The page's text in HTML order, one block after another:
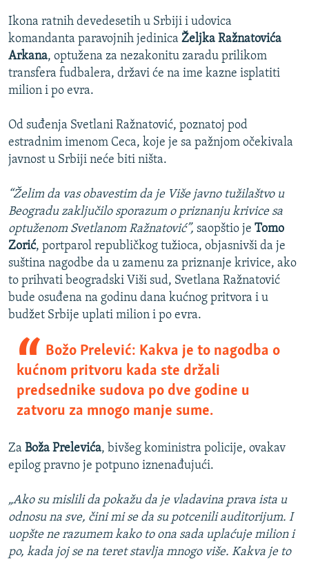
NASTANAK I RASPAD JUGOSLAVIJE
Ikona ratnih devedesetih u Srbiji i udovica
komandanta paravojnih jedinica Željka Ražnatovića
Arkana, optužena za nezakonitu zaradu prilikom
transfera fudbalera, državi će na ime kazne isplatiti
milion i po evra.
Od suđenja Svetlani Ražnatović, poznatoj pod
estradnim imenom Ceca, koje je sa pažnjom očekivala
javnost u Srbiji neće biti ništa.
“Želim da vas obavestim da je Više javno tužilaštvo u
Beogradu zaključilo sporazum o priznanju krivice sa
optuženom Svetlanom Ražnatović”, saopštio je Tomo
Zorić, portparol republičkog tužioca, objasnivši da je
suština nagodbe da u zamenu za priznanje krivice, ako
to prihvati beogradski Viši sud, Svetlana Ražnatović
bude osuđena na godinu dana kućnog pritvora i u
budžet Srbije uplati milion i po evra.
Božo Prelević: Kakva je to nagodba o
kućnom pritvoru kada ste držali
predsednike sudova po dve godine u
zatvoru za mnogo manje sume.
Za Boža Prelevića, bivšeg koministra policije, ovakav
epilog pravno je potpuno iznenađujući.
„Ako su mislili da pokažu da je vladavina prava ista u
odnosu na sve, čini mi se da su potcenili auditorijum. I
uopšte ne razumem kako to ona sada uplaćuje milion i
po, kada joj se na teret stavlja mnogo više. Kakva je to